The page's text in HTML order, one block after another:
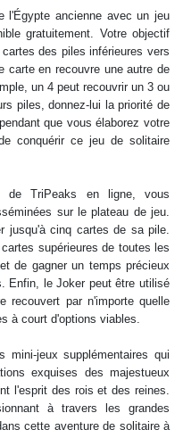
l'Égypte ancienne avec un jeu
gratuitement. Votre objectif
des piles inférieures vers
carte en recouvre une autre de
un 4 peut recouvrir un 3 ou
piles, donnez-lui la priorité de
que vous élaborez votre
conquérir ce jeu de solitaire
de TriPeaks en ligne, vous
sur le plateau de jeu.
jusqu'à cinq cartes de sa pile.
supérieures de toutes les
de gagner un temps précieux
Enfin, le Joker peut être utilisé
recouvert par n'importe quelle
à court d'options viables.
mini-jeux supplémentaires qui
exquises des majestueux
l'esprit des rois et des reines.
à travers les grandes
cette aventure de solitaire à